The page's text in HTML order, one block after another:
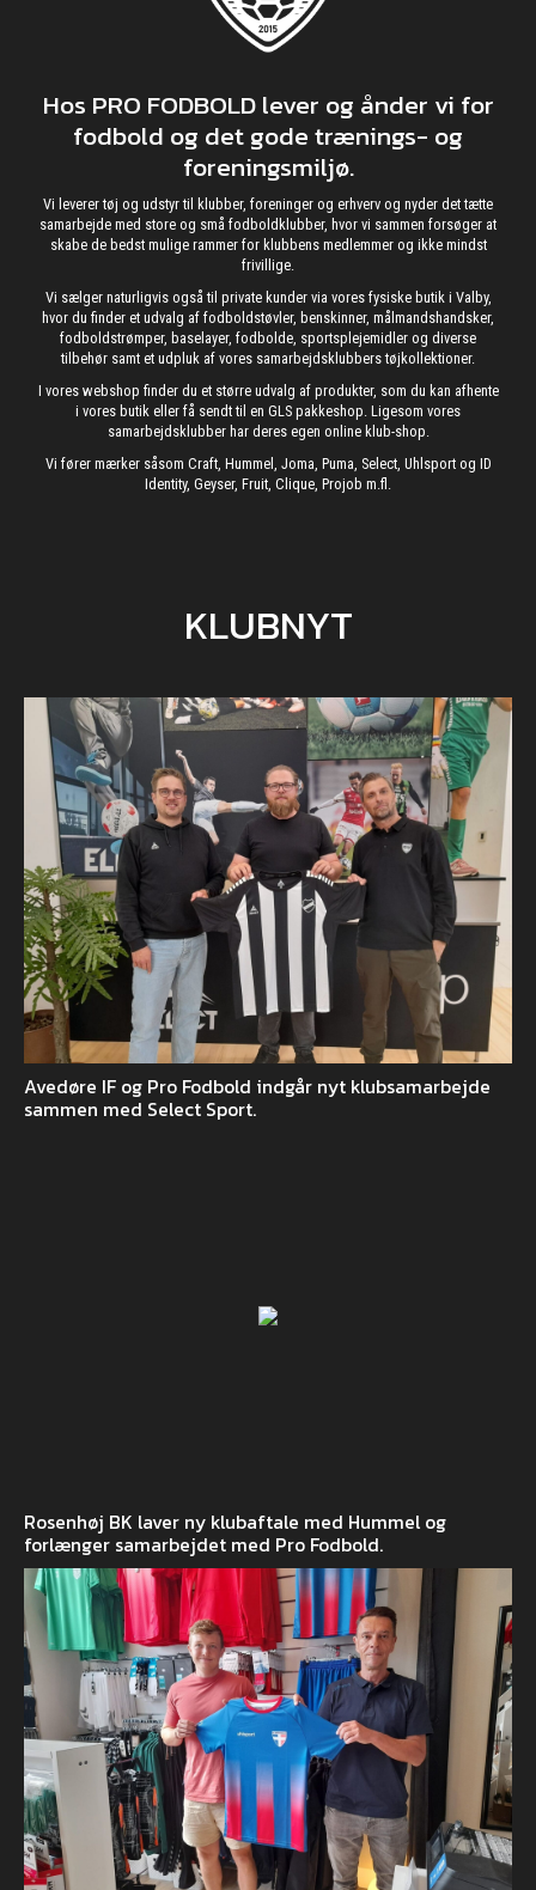
Hos PRO FODBOLD lever og ånder vi for
fodbold og det gode trænings- og
foreningsmiljø.
Vi leverer tøj og udstyr til klubber, foreninger og erhverv og nyder det tætte
samarbejde med store og små fodboldklubber, hvor vi sammen forsøger at
skabe de bedst mulige rammer for klubbens medlemmer og ikke mindst
frivillige.
Vi sælger naturligvis også til private kunder via vores fysiske butik i Valby,
hvor du finder et udvalg af fodboldstøvler, benskinner, målmandshandsker,
fodboldstrømper, baselayer, fodbolde, sportsplejemidler og diverse
tilbehør samt et udpluk af vores samarbejdsklubbers tøjkollektioner.
I vores webshop finder du et større udvalg af produkter, som du kan afhente
i vores butik eller få sendt til en GLS pakkeshop. Ligesom vores
samarbejdsklubber har deres egen online klub-shop.
Vi fører mærker såsom Craft, Hummel, Joma, Puma, Select, Uhlsport og ID
Identity, Geyser, Fruit, Clique, Projob m.fl.
KLUBNYT
Avedøre IF og Pro Fodbold indgår nyt klubsamarbejde
sammen med Select Sport.
Rosenhøj BK laver ny klubaftale med Hummel og
forlænger samarbejdet med Pro Fodbold.